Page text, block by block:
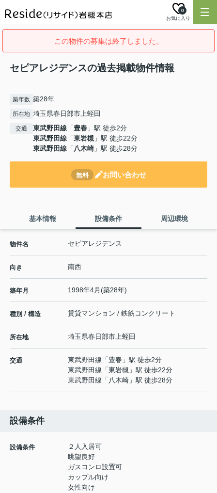
お気に入り
0
この物件の募集は終了しました。
セピアレジデンスの過去掲載物件情報
築年数 築28年
所在地 埼玉県春日部市上蛭田
交通 東武野田線 「豊春 」駅 徒歩2分
東武野田線 「東岩槻 」駅 徒歩22分
東武野田線 「 八木崎 」駅 徒歩28分
無料 お問い合わせ
基本情報 設備条件 周辺環境
物件名 セピアレジデンス
向き 南西
築年月 1998年4月(築28年)
種別 / 構造 賃貸マンション / 鉄筋コンクリート
所在地 埼玉県春日部市 上蛭田
交通 東武野田線 「豊春 」駅 徒歩2分
東武野田線 「東岩槻 」駅 徒歩22分
東武野田線 「 八木崎 」駅 徒歩28分
設備条件
設備条件
２人入居可
眺望良好
ガスコンロ設置可
カップル向け
女性向け